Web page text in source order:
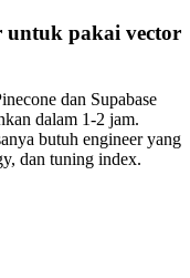
untuk pakai vector
dan Supabase
dalam 1-2 jam.
butuh engineer yang
dan tuning index.